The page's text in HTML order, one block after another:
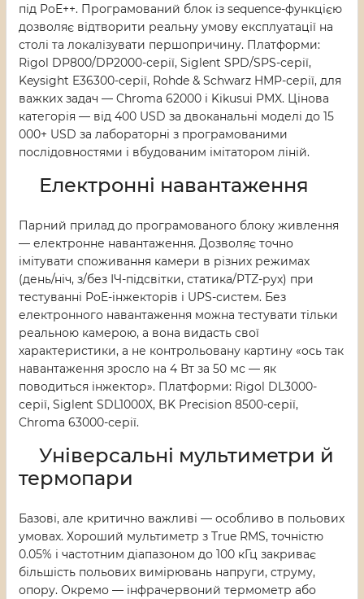
під PoE++. Програмований блок із sequence-функцією
дозволяє відтворити реальну умову експлуатації на
столі та локалізувати першопричину. Платформи:
Rigol DP800/DP2000-серії, Siglent SPD/SPS-серії,
Keysight E36300-серії, Rohde & Schwarz HMP-серії, для
важких задач — Chroma 62000 і Kikusui PMX. Цінова
категорія — від 400 USD за двоканальні моделі до 15
000+ USD за лабораторні з програмованими
послідовностями і вбудованим імітатором ліній.
Електронні навантаження
Парний прилад до програмованого блоку живлення
— електронне навантаження. Дозволяє точно
імітувати споживання камери в різних режимах
(день/ніч, з/без ІЧ-підсвітки, статика/PTZ-рух) при
тестуванні PoE-інжекторів і UPS-систем. Без
електронного навантаження можна тестувати тільки
реальною камерою, а вона видасть свої
характеристики, а не контрольовану картину «ось так
навантаження зросло на 4 Вт за 50 мс — як
поводиться інжектор». Платформи: Rigol DL3000-
серії, Siglent SDL1000X, BK Precision 8500-серії,
Chroma 63000-серії.
Універсальні мультиметри й
термопари
Базові, але критично важливі — особливо в польових
умовах. Хороший мультиметр з True RMS, точністю
0.05% і частотним діапазоном до 100 кГц закриває
більшість польових вимірювань напруги, струму,
опору. Окремо — інфрачервоний термометр або